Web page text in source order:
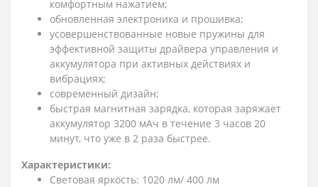
комфортным нажатием;
обновленная электроника и прошивка;
усовершенствованные новые пружины для
эффективной защиты драйвера управления и
аккумулятора при активных действиях и
вибрациях;
современный дизайн;
быстрая магнитная зарядка, которая заряжает
аккумулятор 3200 мАч в течение 3 часов 20
минут, что уже в 2 раза быстрее.
Характеристики:
Световая яркость: 1020 лм/ 400 лм